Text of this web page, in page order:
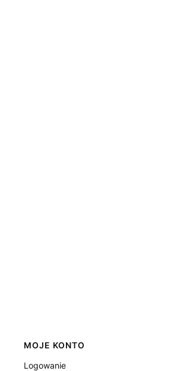
MOJE KONTO
Logowanie